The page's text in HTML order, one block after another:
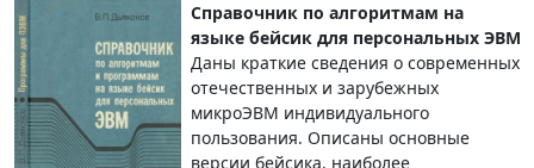
Справочник по алгоритмам на
языке бейсик для персональных ЭВМ
Даны краткие сведения о современных
отечественных и зарубежных
микроЭВМ индивидуального
пользования. Описаны основные
версии бейсика, наиболее